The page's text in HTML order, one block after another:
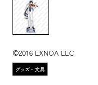
©2016 EXNOA LLC